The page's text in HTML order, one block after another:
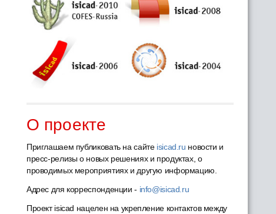
О проекте
Приглашаем публиковать на сайте isicad.ru новости и
пресс-релизы о новых решениях и продуктах, о
проводимых мероприятиях и другую информацию.
Адрес для корреспонденции - info@isicad.ru
Проект isicad нацелен на укрепление контактов между